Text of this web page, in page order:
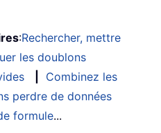
:Rechercher, mettre
les doublons
Combinez les
perdre de données
formule...